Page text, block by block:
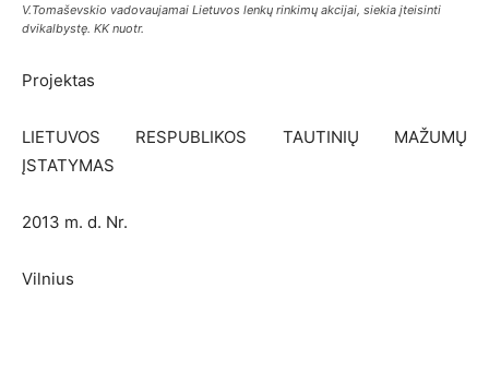
V.Tomaševskio vadovaujamai Lietuvos lenkų rinkimų akcijai, siekia įteisinti
dvikalbystę. KK nuotr.
Projektas
LIETUVOS RESPUBLIKOS TAUTINIŲ MAŽUMŲ
ĮSTATYMAS
2013 m. d. Nr.
Vilnius